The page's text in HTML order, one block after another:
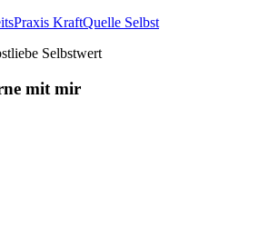
KraftQuelle Selbst
Selbstwert
mit mir